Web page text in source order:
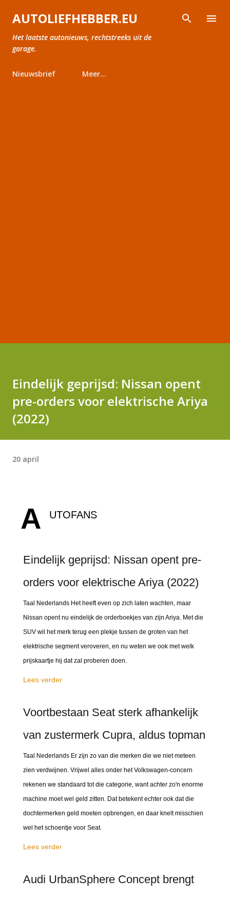
Doorgaan naar hoofdcontent
AUTOLIEFHEBBER.EU
Het laatste autonieuws, rechtstreeks uit de
garage.
Nieuwsbrief Meer…
Eindelijk geprijsd: Nissan opent
pre-orders voor elektrische Ariya
(2022)
20 april
A UTOFANS
Eindelijk geprijsd: Nissan opent pre-
orders voor elektrische Ariya (2022)
Taal Nederlands Het heeft even op zich laten wachten, maar
Nissan opent nu eindelijk de orderboekjes van zijn Ariya. Met die
SUV wil het merk terug een plekje tussen de groten van het
elektrische segment veroveren, en nu weten we ook met welk
prijskaartje hij dat zal proberen doen.
Lees verder
Voortbestaan Seat sterk afhankelijk
van zustermerk Cupra, aldus topman
Taal Nederlands Er zijn zo van die merken die we niet meteen
zien verdwijnen. Vrijwel alles onder het Volkswagen-concern
rekenen we standaard tot die categorie, want achter zo'n enorme
machine moet wel geld zitten. Dat betekent echter ook dat die
dochtermerken geld moeten opbrengen, en daar knelt misschien
wel het schoentje voor Seat.
Lees verder
Audi UrbanSphere Concept brengt